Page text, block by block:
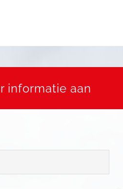
informatie aan